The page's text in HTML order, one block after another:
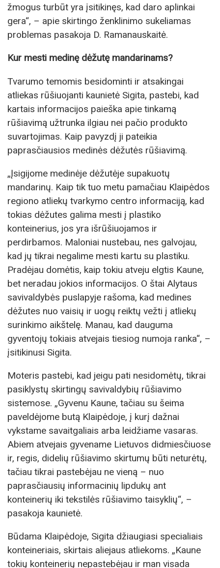
žmogus turbūt yra įsitikinęs, kad daro aplinkai
gera“, – apie skirtingo ženklinimo sukeliamas
problemas pasakoja D. Ramanauskaitė.
Kur mesti medinę dėžutę mandarinams?
Tvarumo temomis besidominti ir atsakingai
atliekas rūšiuojanti kaunietė Sigita, pastebi, kad
kartais informacijos paieška apie tinkamą
rūšiavimą užtrunka ilgiau nei pačio produkto
suvartojimas. Kaip pavyzdį ji pateikia
paprasčiausios medinės dėžutės rūšiavimą.
„Įsigijome medinėje dėžutėje supakuotų
mandarinų. Kaip tik tuo metu pamačiau Klaipėdos
regiono atliekų tvarkymo centro informaciją, kad
tokias dėžutes galima mesti į plastiko
konteinerius, jos yra išrūšiuojamos ir
perdirbamos. Maloniai nustebau, nes galvojau,
kad jų tikrai negalime mesti kartu su plastiku.
Pradėjau domėtis, kaip tokiu atveju elgtis Kaune,
bet neradau jokios informacijos. O štai Alytaus
savivaldybės puslapyje rašoma, kad medines
dėžutes nuo vaisių ir uogų reiktų vežti į atliekų
surinkimo aikštelę. Manau, kad dauguma
gyventojų tokiais atvejais tiesiog numoja ranka“, –
įsitikinusi Sigita.
Moteris pastebi, kad jeigu pati nesidomėtų, tikrai
pasiklystų skirtingų savivaldybių rūšiavimo
sistemose. „Gyvenu Kaune, tačiau su šeima
paveldėjome butą Klaipėdoje, į kurį dažnai
vykstame savaitgaliais arba leidžiame vasaras.
Abiem atvejais gyvename Lietuvos didmiesčiuose
ir, regis, didelių rūšiavimo skirtumų būti neturėtų,
tačiau tikrai pastebėjau ne vieną – nuo
paprasčiausių informacinių lipdukų ant
konteinerių iki tekstilės rūšiavimo taisyklių“, –
pasakoja kaunietė.
Būdama Klaipėdoje, Sigita džiaugiasi specialiais
konteineriais, skirtais aliejaus atliekoms. „Kaune
tokių konteinerių nepastebėjau ir man visada